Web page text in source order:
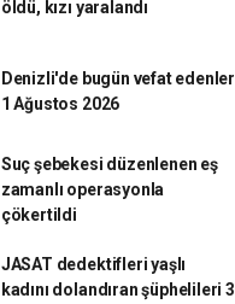
öldü, kızı yaralandı
Denizli'de bugün vefat edenler
1 Ağustos 2026
Suç şebekesi düzenlenen eş
zamanlı operasyonla
çökertildi
JASAT dedektifleri yaşlı
kadını dolandıran şüphelileri 3